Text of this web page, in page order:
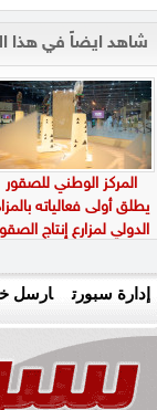
شاهد ايضاً في هذا
المركز الوطني للصقور
يطلق أولى فعالياته
الدولي لمزارع إنتاج
إدارة سبورت ارسل